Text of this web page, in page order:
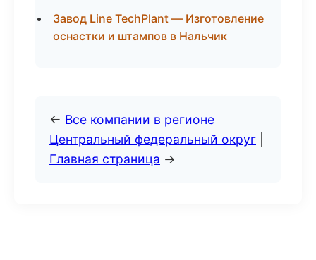
Завод Line TechPlant — Изготовление
оснастки и штампов в Нальчик
← Все компании в регионе
Центральный федеральный округ
Главная страница →